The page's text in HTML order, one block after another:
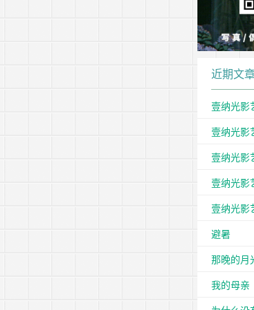
近期文
壹纳光影
壹纳光影
壹纳光影
壹纳光影
壹纳光影
避暑
那晚的月
我的母亲